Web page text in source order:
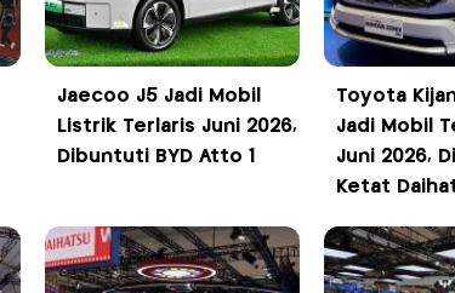
Jaecoo J5 Jadi Mobil
Listrik Terlaris Juni 2026,
Dibuntuti BYD Atto 1
Toyota
Jadi Mobil
Juni 2026,
Ketat